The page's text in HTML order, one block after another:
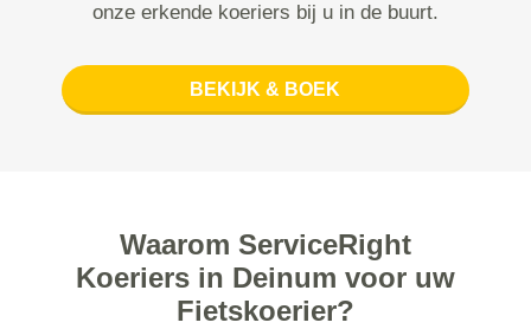
onze erkende koeriers bij u in de buurt.
BEKIJK & BOEK
Waarom ServiceRight
Koeriers in Deinum voor uw
Fietskoerier?